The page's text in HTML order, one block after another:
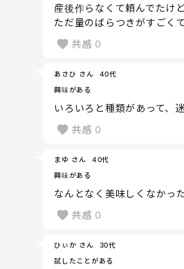
産後作らなくて頼んでたけ
ただ量のばらつきがすごく
共感 0
あさひ さん
40代
興味がある
いろいろと種類があって、
共感 0
まゆ さん
40代
興味がある
なんとなく美味しくなかっ
共感 0
ひぃか さん
30代
試したことがある